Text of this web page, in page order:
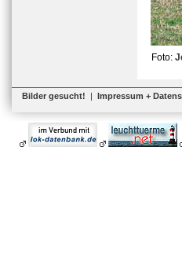
Foto:
Bilder gesucht! | Impressum +